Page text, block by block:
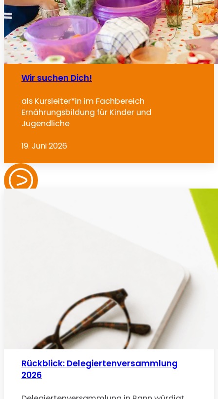
Wir suchen Dich!
als Kursleiter*in im Fachbereich
Ernährungsbildung für Kinder und
Jugendliche
19. Juni 2026
Rückblick: Delegiertenversammlung
2026